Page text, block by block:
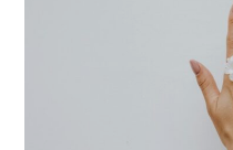
con